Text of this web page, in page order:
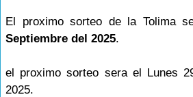
El proximo sorteo de la Tolima
Septiembre del 2025.
el proximo sorteo sera el Lunes
2025.